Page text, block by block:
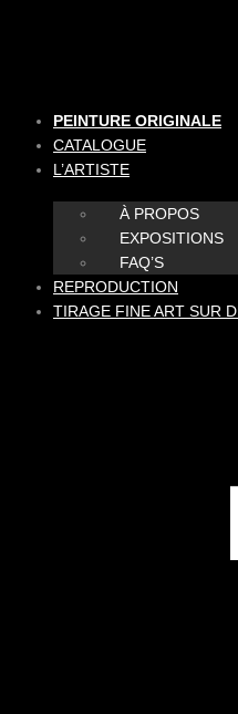
PEINTURE ORIGINALE
CATALOGUE
L’ARTISTE
À PROPOS
EXPOSITIONS
FAQ’S
REPRODUCTION
TIRAGE FINE ART SUR